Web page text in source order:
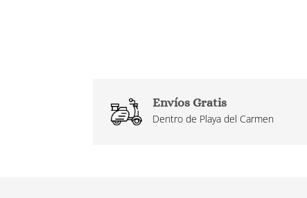
Envíos Gratis
Dentro de Playa del Carmen